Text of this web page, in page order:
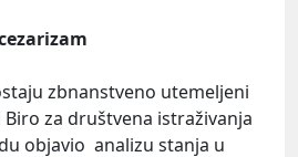
zbnanstveno utemeljeni
za društvena istraživanja
objavio analizu stanja u